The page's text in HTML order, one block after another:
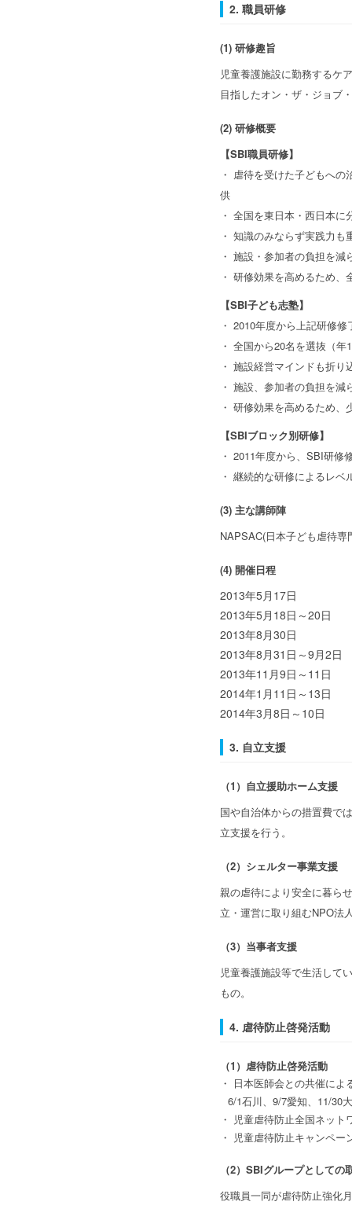
2. 職員研修
(1) 研修趣旨
児童養護施設に勤務するケ
目指したオン・ザ・ジョブ
(2) 研修概要
【SBI職員研修】
・ 虐待を受けた子どもへ
供
・ 全国を東日本・西日本に
・ 知識のみならず実践力
・ 施設・参加者の負担を
・ 研修効果を高めるため
【SBI子ども志塾】
・ 2010年度から上記研修
・ 全国から20名を選抜（年
・ 施設経営マインドも折
・ 施設、参加者の負担を
・ 研修効果を高めるため
【SBIブロック別研修】
・ 2011年度から、SBI研修
・ 継続的な研修によるレ
(3) 主な講師陣
NAPSAC(日本子ども虐待専
(4) 開催日程
2013年5月17日
2013年5月18日～20日
2013年8月30日
2013年8月31日～9月2日
2013年11月9日～11日
2014年1月11日～13日
2014年3月8日～10日
3. 自立支援
（1）自立援助ホーム支援
国や自治体からの措置費で
立支援を行う。
（2）シェルター事業支援
親の虐待により安全に暮ら
立・運営に取り組むNPO法
（3）当事者支援
児童養護施設等で生活して
もの。
4. 虐待防止啓発活動
（1）虐待防止啓発活動
・ 日本医師会との共催に
6/1石川、9/7愛知、11/30
・ 児童虐待防止全国ネッ
・ 児童虐待防止キャンペ
（2）SBIグループとしての
役職員一同が虐待防止強化